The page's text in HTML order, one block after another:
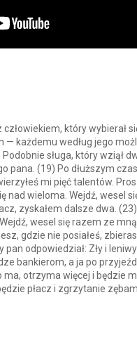
który wybierał
każdemu według jego
sługa, który wziął
pana. (19) Po dłuższym
mi pięć talentów.
nad wieloma. Wejdź, wesel
zyskałem dalsze dwa.
wesel się razem ze
gdzie nie posiałeś,
odpowiedział: Zły i
bankierom, a ja po
otrzyma więcej i będzie
płacz i zgrzytanie